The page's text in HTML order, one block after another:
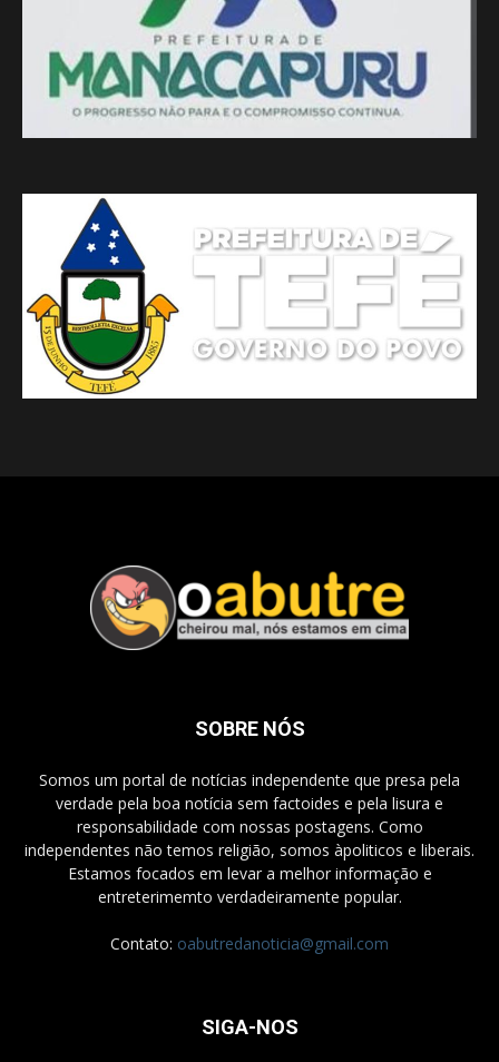
SOBRE NÓS
Somos um portal de notícias independente que presa pela
verdade pela boa notícia sem factoides e pela lisura e
responsabilidade com nossas postagens. Como
independentes não temos religião, somos àpoliticos e liberais.
Estamos focados em levar a melhor informação e
entreterimemto verdadeiramente popular.
Contato: oabutredanoticia@gmail.com
SIGA-NOS